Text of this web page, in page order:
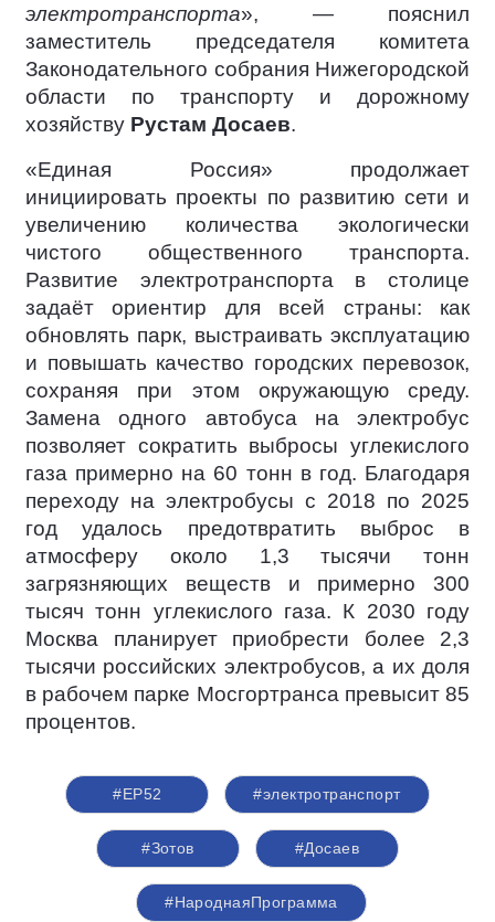
электротранспорта», — пояснил
заместитель председателя комитета
Законодательного собрания Нижегородской
области по транспорту и дорожному
хозяйству Рустам Досаев.
«Единая Россия» продолжает
инициировать проекты по развитию сети и
увеличению количества экологически
чистого общественного транспорта.
Развитие электротранспорта в столице
задаёт ориентир для всей страны: как
обновлять парк, выстраивать эксплуатацию
и повышать качество городских перевозок,
сохраняя при этом окружающую среду.
Замена одного автобуса на электробус
позволяет сократить выбросы углекислого
газа примерно на 60 тонн в год. Благодаря
переходу на электробусы с 2018 по 2025
год удалось предотвратить выброс в
атмосферу около 1,3 тысячи тонн
загрязняющих веществ и примерно 300
тысяч тонн углекислого газа. К 2030 году
Москва планирует приобрести более 2,3
тысячи российских электробусов, а их доля
в рабочем парке Мосгортранса превысит 85
процентов.
#ЕР52 #электротранспорт
#Зотов #Досаев
#НароднаяПрограмма